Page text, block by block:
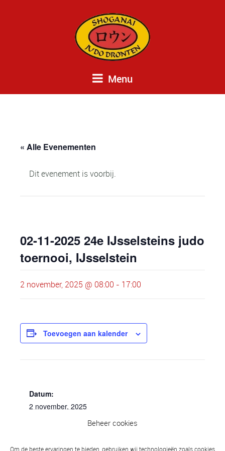
Beheer cookies
Om de beste ervaringen te bieden, gebruiken wij technologieën zoals cookies
Menu
« Alle Evenementen
Dit evenement is voorbij.
02-11-2025 24e IJsselsteins judo
toernooi, IJsselstein
2 november, 2025 @ 08:00 - 17:00
Toevoegen aan kalender
Datum:
2 november, 2025